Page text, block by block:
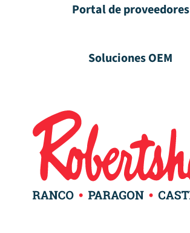
Portal de proveedores
Soluciones OEM